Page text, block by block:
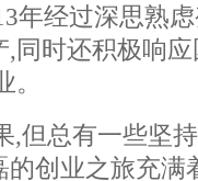
年经过深思熟
同时还积极响
,但总有一些坚
创业之旅充满